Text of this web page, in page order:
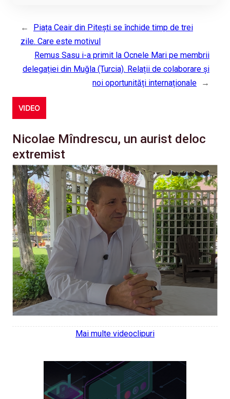
←
Piața Ceair din Pitești se închide timp de trei
zile. Care este motivul
Remus Sasu i-a primit la Ocnele Mari pe membrii
delegației din Muğla (Turcia). Relații de colaborare și
noi oportunități internaționale
→
VIDEO
Nicolae Mîndrescu, un aurist deloc
extremist
Mai multe videoclipuri